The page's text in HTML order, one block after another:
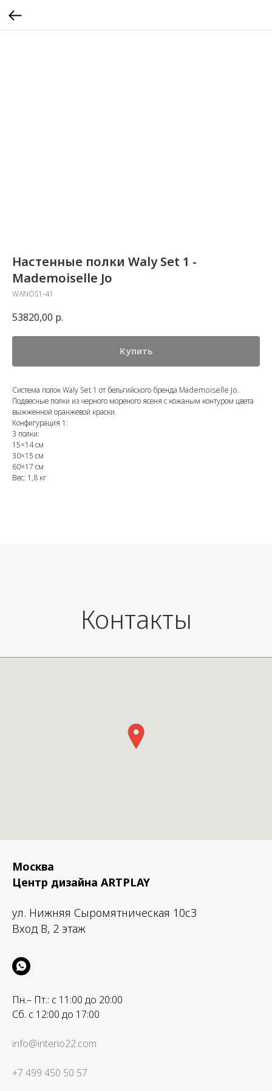
Настенные полки Waly Set 1 -
Mademoiselle Jo
WANOS1-41
53820,00 р.
Купить
Система полок Waly Set 1 от бельгийского бренда Mademoiselle Jo.
Подвесные полки из черного мореного ясеня с кожаным контуром цвета
выжженной оранжевой краски.
Конфигурация 1:
3 полки:
15×14 см
30×15 см
60×17 см
Вес: 1,8 кг
Контакты
Москва
Центр дизайна ARTPLAY
ул. Нижняя Сыромятническая 10с3
Вход B, 2 этаж
Пн.– Пт.: с 11:00 до 20:00
Сб. с 12:00 до 17:00
info@interio22.com
+7 499 450 50 57